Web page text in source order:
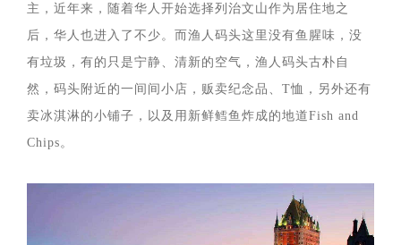
主，近年来，随着华人开始选择列治文山作为居住地之
后，华人也进入了不少。而渔人码头这里没有鱼腥味，没
有垃圾，有的只是宁静、清新的空气，渔人码头古朴自
然，码头附近的一间间小店，贩卖纪念品、T恤，另外还有
卖冰淇淋的小铺子，以及用新鲜鳕鱼炸成的地道Fish and
Chips。